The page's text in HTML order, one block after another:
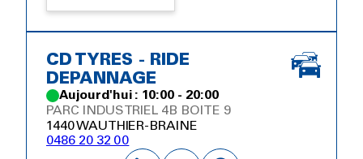
CD TYRES - RIDE
DEPANNAGE
Aujourd'hui : 10:00 - 20:00
PARC INDUSTRIEL 4B BOITE 9
1440 WAUTHIER-BRAINE
0486 20 32 00